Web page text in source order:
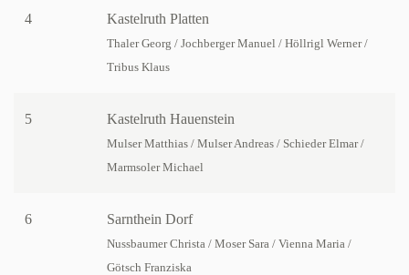
4 Kastelruth Platten
Thaler Georg / Jochberger Manuel / Höllrigl Werner /
Tribus Klaus
5 Kastelruth Hauenstein
Mulser Matthias / Mulser Andreas / Schieder Elmar /
Marmsoler Michael
6 Sarnthein Dorf
Nussbaumer Christa / Moser Sara / Vienna Maria /
Götsch Franziska